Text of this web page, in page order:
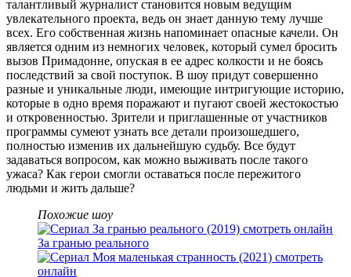
талантливый журналист становится новым ведущим
увлекательного проекта, ведь он знает данную тему лучше
всех. Его собственная жизнь напоминает опасные качели. Он
является одним из немногих человек, который сумел бросить
вызов Примадонне, опуская в ее адрес колкости и не боясь
последствий за свой поступок. В шоу придут совершенно
разные и уникальные люди, имеющие интригующие историю,
которые в одно время поражают и пугают своей жестокостью
и откровенностью. Зрители и приглашенные от участников
программы сумеют узнать все детали произошедшего,
полностью изменив их дальнейшую судьбу. Все будут
задаваться вопросом, как можно выживать после такого
ужаса? Как герои смогли оставаться после пережитого
людьми и жить дальше?
Похожие шоу
За гранью реального